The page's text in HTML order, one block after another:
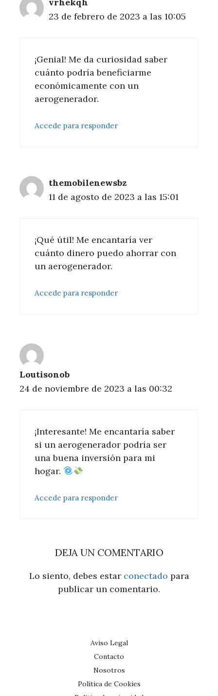
23 de febrero de 2023 a las 10:05
¡Genial! Me da curiosidad saber
cuánto podría beneficiarme
económicamente con un
aerogenerador.
Accede para responder
themobilenewsbz
11 de agosto de 2023 a las 15:01
¡Qué útil! Me encantaría ver
cuánto dinero puedo ahorrar con
un aerogenerador.
Accede para responder
Loutisonob
24 de noviembre de 2023 a las 00:32
¡Interesante! Me encantaría saber
si un aerogenerador podría ser
una buena inversión para mi
hogar.
Accede para responder
DEJA UN COMENTARIO
Lo siento, debes estar conectado para
publicar un comentario.
Aviso Legal
Contacto
Nosotros
Política de Cookies